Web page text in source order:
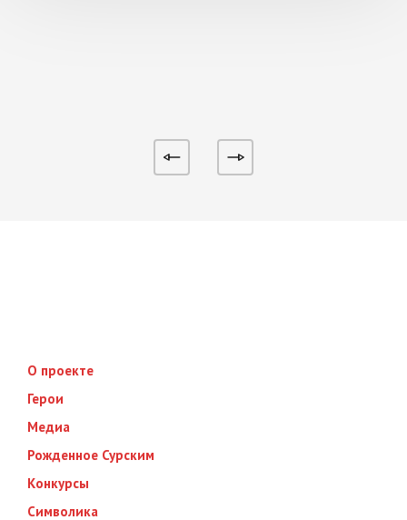
О проекте
Герои
Медиа
Рожденное Сурским
Конкурсы
Символика